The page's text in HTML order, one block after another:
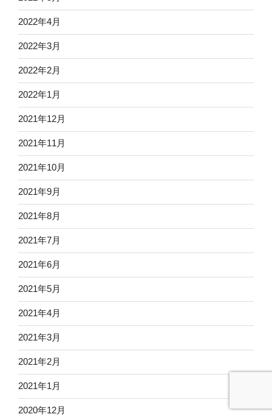
2022年4月
2022年3月
2022年2月
2022年1月
2021年12月
2021年11月
2021年10月
2021年9月
2021年8月
2021年7月
2021年6月
2021年5月
2021年4月
2021年3月
2021年2月
2021年1月
2020年12月